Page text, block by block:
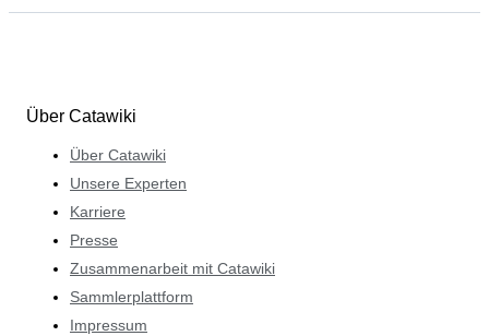
Über Catawiki
Über Catawiki
Unsere Experten
Karriere
Presse
Zusammenarbeit mit Catawiki
Sammlerplattform
Impressum